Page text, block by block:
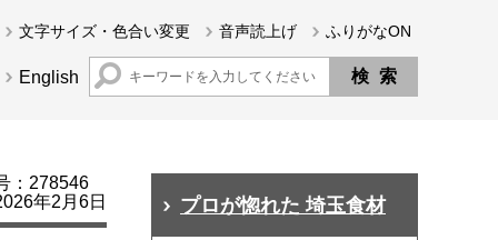
文字サイズ・色合い変更 音声読上げ ふりがなON
English
：278546
年2月6日
プロが惚れた 埼玉食材